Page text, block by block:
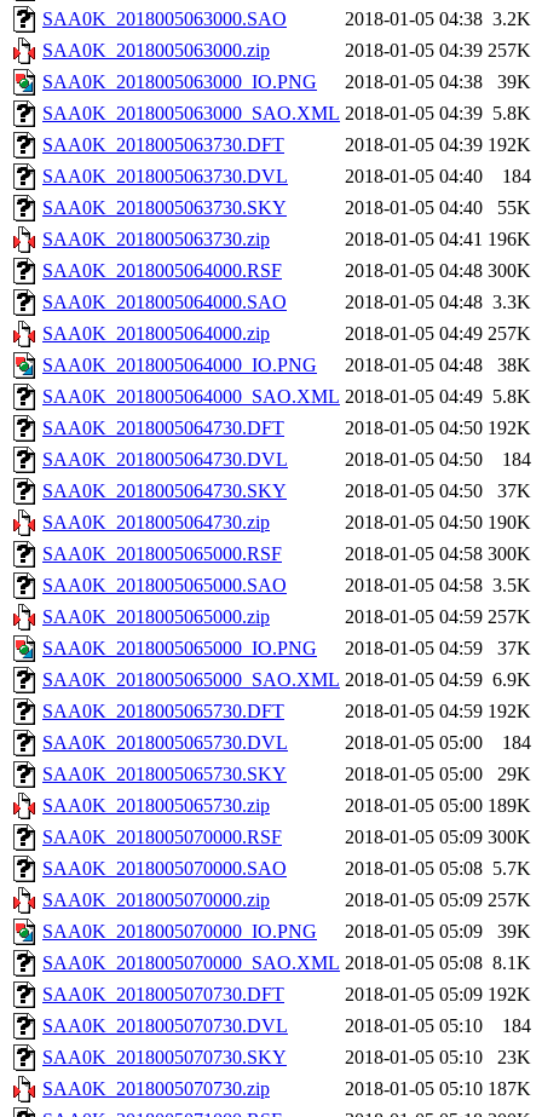
SAA0K_2018005063000.SAO
2018-01-05 04:38 3.2K
SAA0K_2018005063000.zip
2018-01-05 04:39 257K
SAA0K_2018005063000_IO.PNG
2018-01-05 04:38
39K
SAA0K_2018005063000_SAO.XML 2018-01-05 04:39 5.8K
SAA0K_2018005063730.DFT
2018-01-05 04:39 192K
SAA0K_2018005063730.DVL
2018-01-05 04:40
184
SAA0K_2018005063730.SKY
2018-01-05 04:40
55K
SAA0K_2018005063730.zip
2018-01-05 04:41 196K
SAA0K_2018005064000.RSF
2018-01-05 04:48 300K
SAA0K_2018005064000.SAO
2018-01-05 04:48 3.3K
SAA0K_2018005064000.zip
2018-01-05 04:49 257K
SAA0K_2018005064000_IO.PNG
2018-01-05 04:48
38K
SAA0K_2018005064000_SAO.XML 2018-01-05 04:49 5.8K
SAA0K_2018005064730.DFT
2018-01-05 04:50 192K
SAA0K_2018005064730.DVL
2018-01-05 04:50
184
SAA0K_2018005064730.SKY
2018-01-05 04:50
37K
SAA0K_2018005064730.zip
2018-01-05 04:50 190K
SAA0K_2018005065000.RSF
2018-01-05 04:58 300K
SAA0K_2018005065000.SAO
2018-01-05 04:58 3.5K
SAA0K_2018005065000.zip
2018-01-05 04:59 257K
SAA0K_2018005065000_IO.PNG
2018-01-05 04:59
37K
SAA0K_2018005065000_SAO.XML 2018-01-05 04:59 6.9K
SAA0K_2018005065730.DFT
2018-01-05 04:59 192K
SAA0K_2018005065730.DVL
2018-01-05 05:00
184
SAA0K_2018005065730.SKY
2018-01-05 05:00
29K
SAA0K_2018005065730.zip
2018-01-05 05:00 189K
SAA0K_2018005070000.RSF
2018-01-05 05:09 300K
SAA0K_2018005070000.SAO
2018-01-05 05:08 5.7K
SAA0K_2018005070000.zip
2018-01-05 05:09 257K
SAA0K_2018005070000_IO.PNG
2018-01-05 05:09
39K
SAA0K_2018005070000_SAO.XML 2018-01-05 05:08 8.1K
SAA0K_2018005070730.DFT
2018-01-05 05:09 192K
SAA0K_2018005070730.DVL
2018-01-05 05:10
184
SAA0K_2018005070730.SKY
2018-01-05 05:10
23K
SAA0K_2018005070730.zip
2018-01-05 05:10 187K